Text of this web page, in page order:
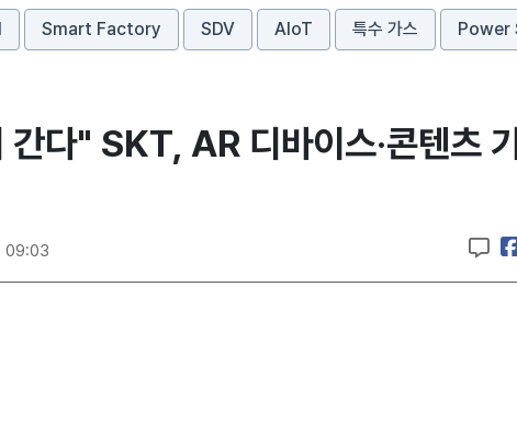
Smart Factory SDV AIoT 특수 가스 Power
다" SKT, AR 디바이스·콘텐츠 기
09:03